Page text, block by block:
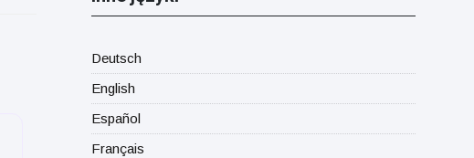
Deutsch
English
Español
Français